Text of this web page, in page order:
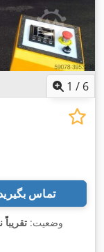
1 / 6
تماس
وضعیت: